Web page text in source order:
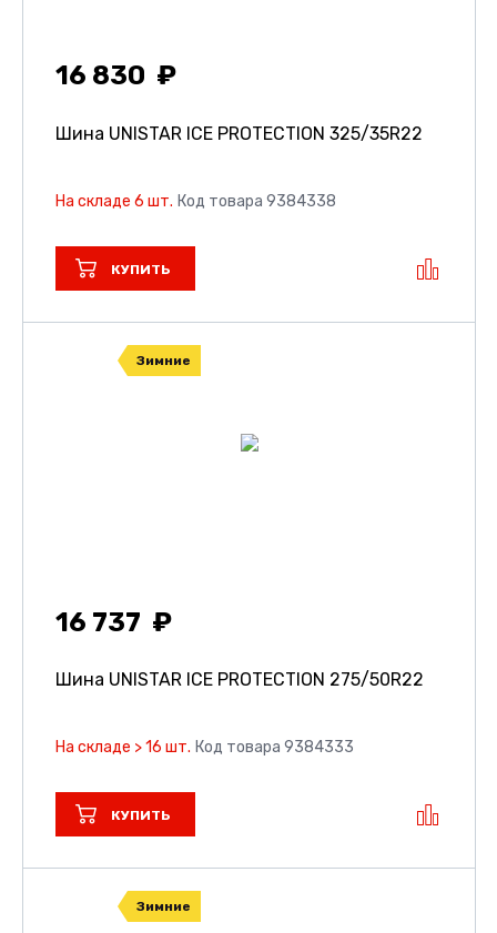
16 830
Шина UNISTAR ICE PROTECTION 325/35R22
На складе 6 шт. Код товара 9384338
КУПИТЬ
Зимние
16 737
Шина UNISTAR ICE PROTECTION 275/50R22
На складе > 16 шт. Код товара 9384333
КУПИТЬ
Зимние